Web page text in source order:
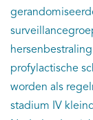
profylactische
worden als
stadium IV